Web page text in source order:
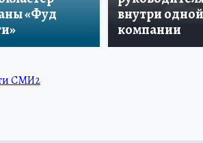
«Фуд
внутри одной
компании
СМИ2